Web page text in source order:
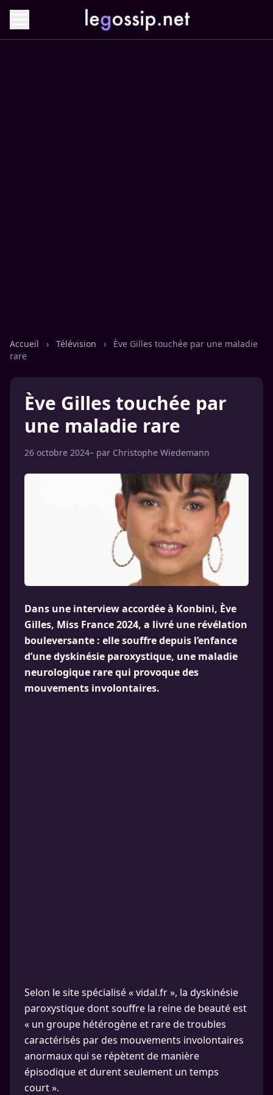
Accueil › Télévision ›
Ève Gilles touchée par une maladie
rare
Ève Gilles touchée par
une maladie rare
26 octobre 2024– par Christophe Wiedemann
Dans une interview accordée à Konbini, Ève
Gilles, Miss France 2024, a livré une révélation
bouleversante : elle souffre depuis l’enfance
d’une dyskinésie paroxystique, une maladie
neurologique rare qui provoque des
mouvements involontaires.
Selon le site spécialisé « vidal.fr », la dyskinésie
paroxystique dont souffre la reine de beauté est
« un groupe hétérogène et rare de troubles
caractérisés par des mouvements involontaires
anormaux qui se répètent de manière
épisodique et durent seulement un temps
court ».